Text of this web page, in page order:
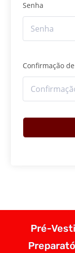
Senha
Confirmação
Pré-